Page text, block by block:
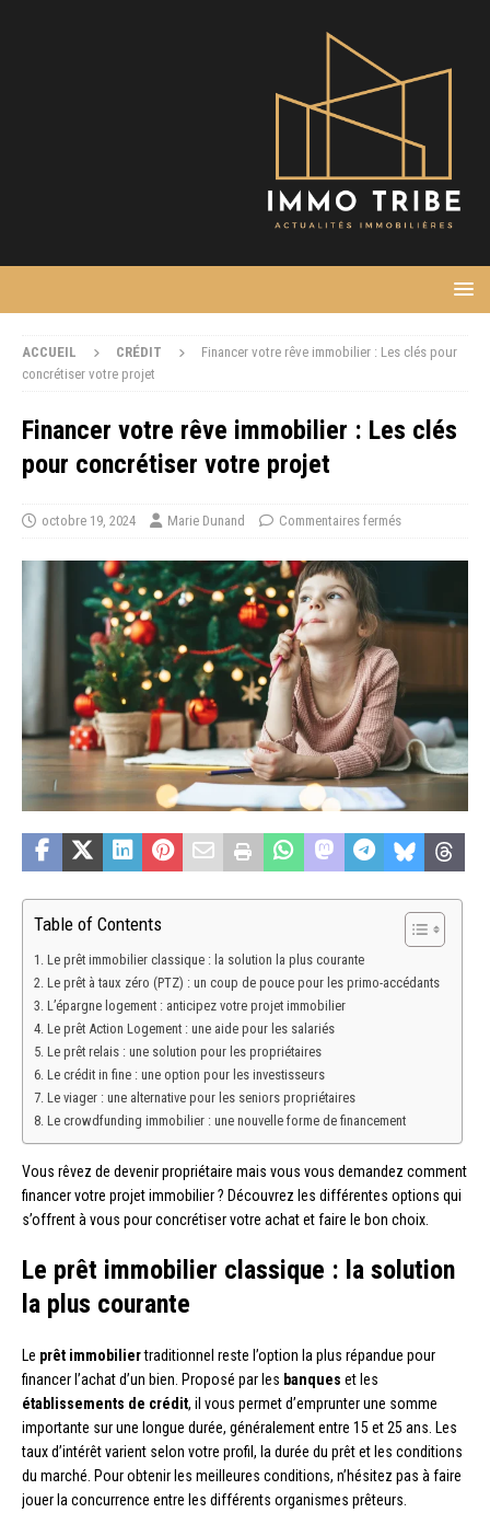
ACCUEIL CRÉDIT
Financer votre rêve immobilier : Les clés pour
concrétiser votre projet
Financer votre rêve immobilier : Les clés
pour concrétiser votre projet
octobre 19, 2024 Marie Dunand Commentaires fermés
Table of Contents
Le prêt immobilier classique : la solution la plus courante
Le prêt à taux zéro (PTZ) : un coup de pouce pour les primo-accédants
L’épargne logement : anticipez votre projet immobilier
Le prêt Action Logement : une aide pour les salariés
Le prêt relais : une solution pour les propriétaires
Le crédit in fine : une option pour les investisseurs
Le viager : une alternative pour les seniors propriétaires
Le crowdfunding immobilier : une nouvelle forme de financement
Vous rêvez de devenir propriétaire mais vous vous demandez comment
financer votre projet immobilier ? Découvrez les différentes options qui
s’offrent à vous pour concrétiser votre achat et faire le bon choix.
Le prêt immobilier classique : la solution
la plus courante
Le prêt immobiliertraditionnel reste l’option la plus répandue pour
financer l’achat d’un bien. Proposé par les banques et les
établissements de crédit, il vous permet d’emprunter une somme
importante sur une longue durée, généralement entre 15 et 25 ans. Les
taux d’intérêt varient selon votre profil, la durée du prêt et les conditions
du marché. Pour obtenir les meilleures conditions, n’hésitez pas à faire
jouer la concurrence entre les différents organismes prêteurs.